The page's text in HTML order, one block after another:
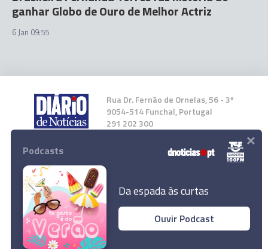
ganhar Globo de Ouro de Melhor Actriz
6 Jan 09:55
Rua Dr. Fernão de Ornelas, 56 - 3º
9054-514 Funchal, Portugal
291 202 300
Instale a nossa App
© 2025 Empresa Diário de Notícias, Lda.
Todos os direitos reservados.
Podcasts
Da espada às curtas
Ouvir Podcast
×